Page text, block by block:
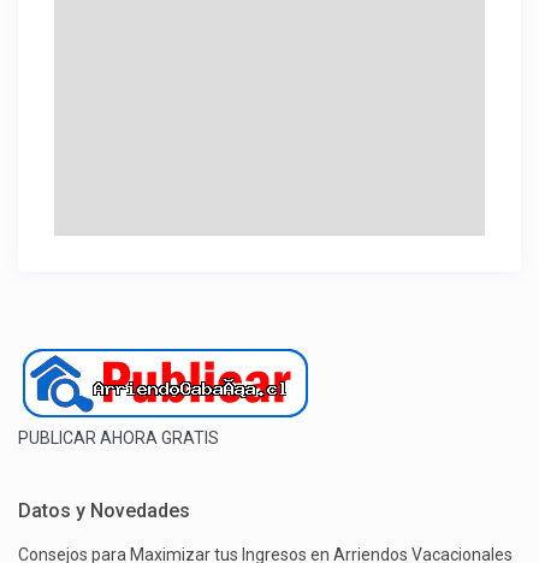
PUBLICAR AHORA GRATIS
Datos y Novedades
Consejos para Maximizar tus Ingresos en Arriendos Vacacionales